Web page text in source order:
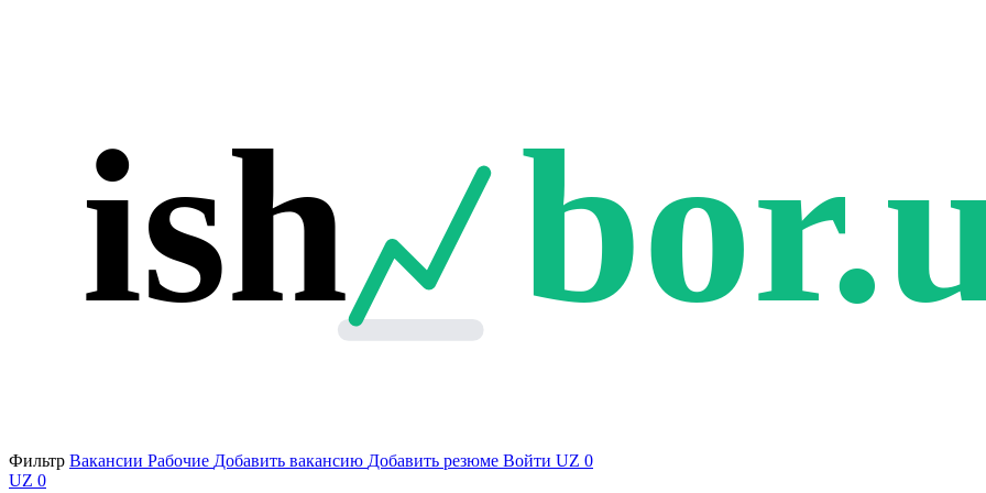
ish
Фильтр Вакансии Рабочие Добавить вакансию Добавить резюме Войти UZ 0
UZ 0